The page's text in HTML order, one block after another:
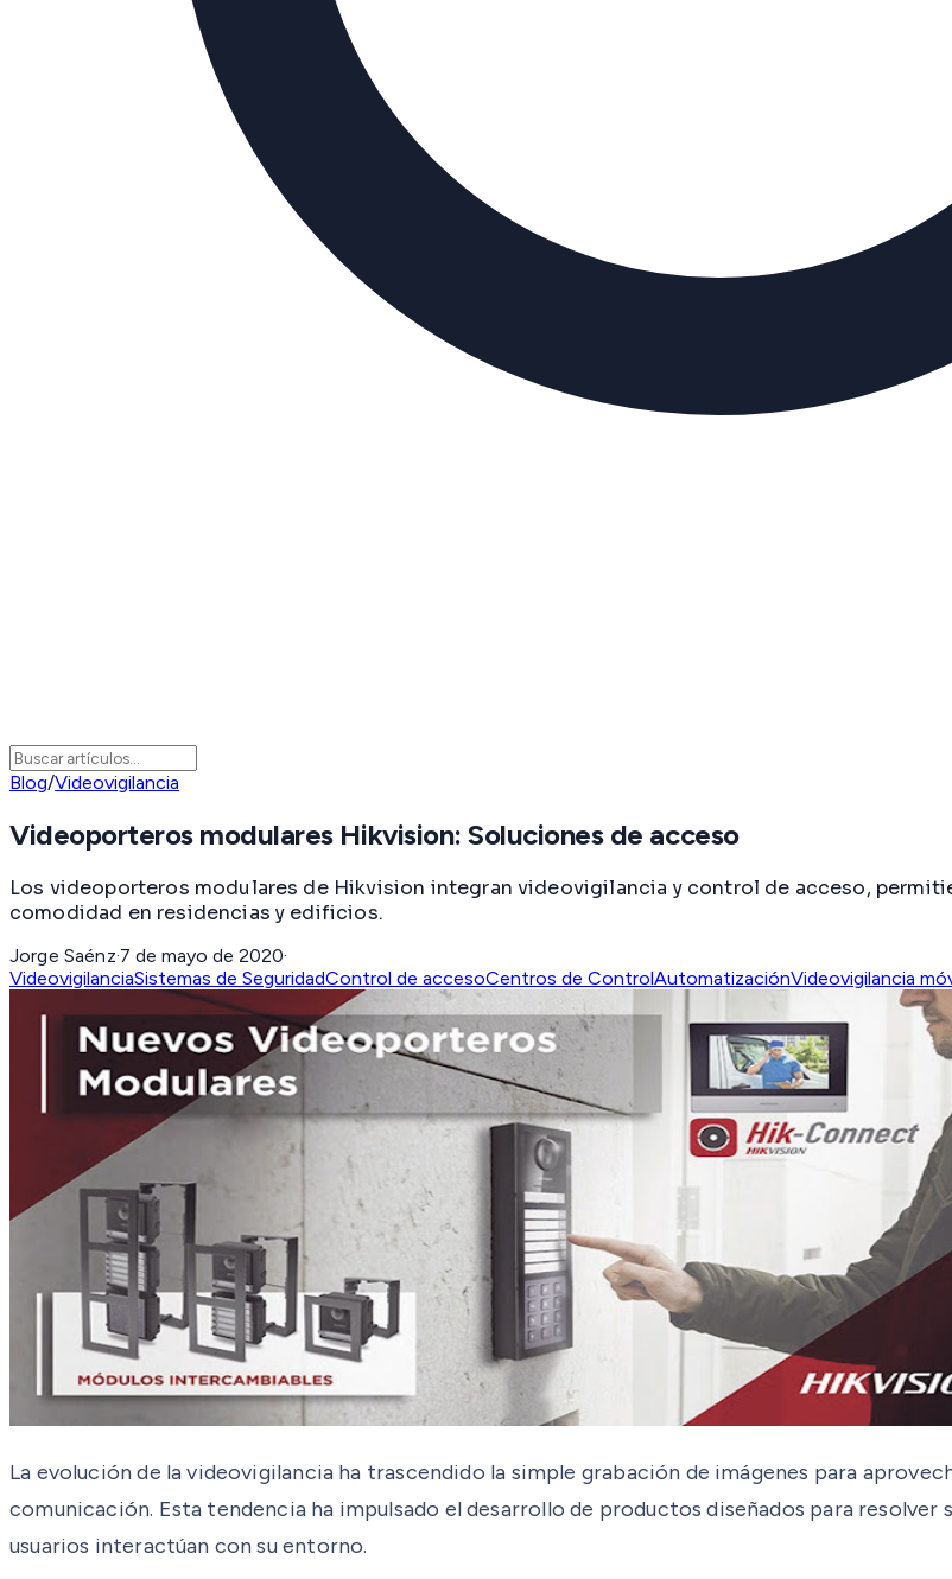
Blog/Videovigilancia
Videoporteros modulares Hikvision: Soluciones de acceso
Los videoporteros modulares de Hikvision integran videovigilancia y control de acceso,
comodidad en residencias y edificios.
Jorge Saénz·7 de mayo de 2020·
VideovigilanciaSistemas de SeguridadControl de accesoCentros de ControlAutomatizaciónVideovigilancia
La evolución de la videovigilancia ha trascendido la simple grabación de imágenes para
comunicación. Esta tendencia ha impulsado el desarrollo de productos diseñados para
usuarios interactúan con su entorno.